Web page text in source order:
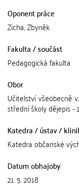
Oponent práce
Zicha, Zbyněk
Fakulta / součást
Pedagogická fakulta
Obor
Učitelství všeobecně
střední školy dějepis -
Katedra / ústav /
Katedra občanské
Datum obhajoby
21. 5. 2018